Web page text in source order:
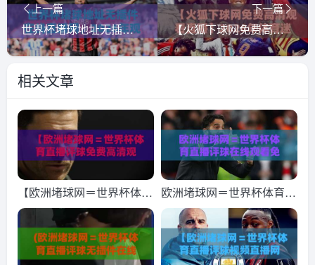
上一篇
世界杯堵球地址无插件在线直播网，2026年观赛必备指南！
下一篇
【火狐下球网免费高清观看直播】2026年体育迷必备神器！
相关文章
【欧洲堵球网＝世界杯体育
直播评球免费高清观看直
播】2026年球迷必备的观
赛指南
欧洲堵球网＝世界杯体育直
播评球在线观看免费直播
站！2026年球迷必备的观
赛新姿势